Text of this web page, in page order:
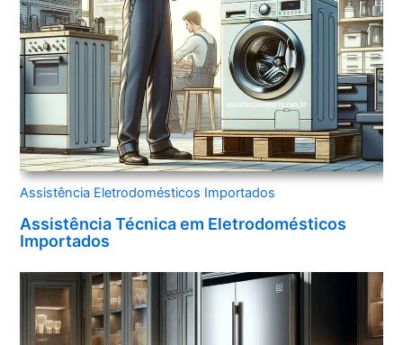
Assistência Eletrodomésticos Importados
Assistência Técnica em Eletrodomésticos
Importados